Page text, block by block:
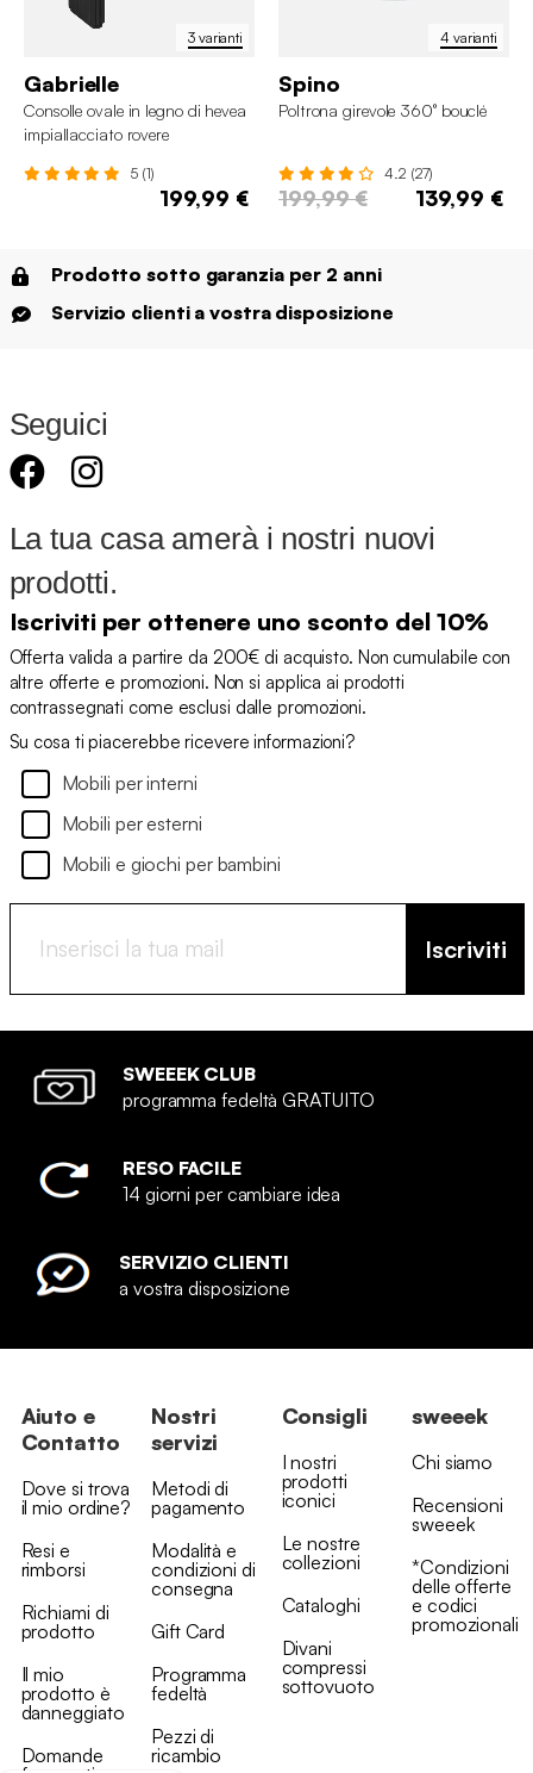
3 varianti
Gabrielle
Consolle ovale in legno di hevea
impiallacciato rovere
5 (1)
199,99 €
4 varianti
Spino
Poltrona girevole 360° bouclé
4.2 (27)
199,99 € 139,99 €
Prodotto sotto garanzia per 2 anni
Servizio clienti a vostra disposizione
Seguici
La tua casa amerà i nostri nuovi
prodotti.
Iscriviti per ottenere uno sconto del 10%
Offerta valida a partire da 200€ di acquisto. Non cumulabile con
altre offerte e promozioni. Non si applica ai prodotti
contrassegnati come esclusi dalle promozioni.
Su cosa ti piacerebbe ricevere informazioni?
Mobili per interni
Mobili per esterni
Mobili e giochi per bambini
Iscriviti
SWEEEK CLUB
programma fedeltà GRATUITO
RESO FACILE
14 giorni per cambiare idea
SERVIZIO CLIENTI
a vostra disposizione
Aiuto e
Contatto
Dove si trova
il mio ordine?
Resi e
rimborsi
Richiami di
prodotto
Il mio
prodotto è
danneggiato
Domande
Nostri
servizi
Metodi di
pagamento
Modalità e
condizioni di
consegna
Gift Card
Programma
fedeltà
Pezzi di
ricambio
Consigli
I nostri
prodotti
iconici
Le nostre
collezioni
Cataloghi
Divani
compressi
sottovuoto
sweeek
Chi siamo
Recensioni
sweeek
*Condizioni
delle offerte
e codici
promozionali